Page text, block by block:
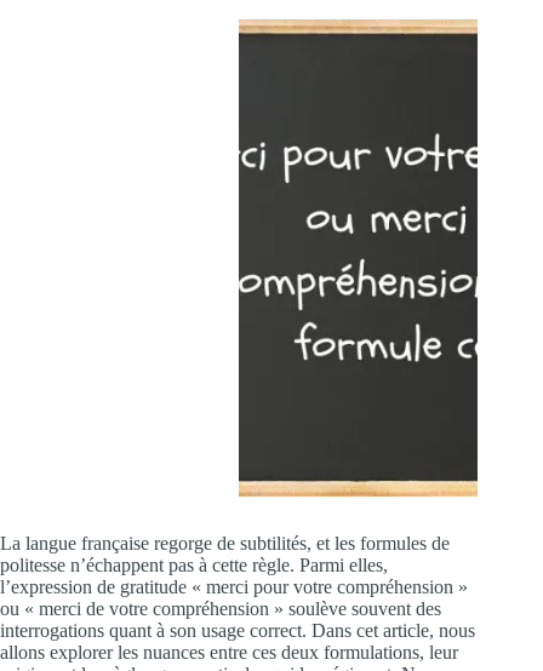
La langue française regorge de subtilités, et les formules de
politesse n’échappent pas à cette règle. Parmi elles,
l’expression de gratitude « merci pour votre compréhension »
ou « merci de votre compréhension » soulève souvent des
interrogations quant à son usage correct. Dans cet article, nous
allons explorer les nuances entre ces deux formulations, leur